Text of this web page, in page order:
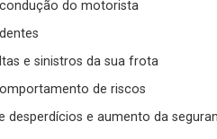
e sinistros da sua frota
de riscos
desperdícios e aumento da